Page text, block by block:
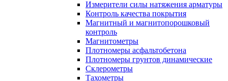
Измерители силы натяжения арматуры
Контроль качества покрытия
Магнитный и магнитопорошковый
контроль
Магнитометры
Плотномеры асфальтобетона
Плотномеры грунтов динамические
Склерометры
Тахометры